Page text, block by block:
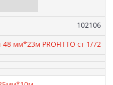
Артикул:
102106
48 мм*23м PROFITTO cт 1/72